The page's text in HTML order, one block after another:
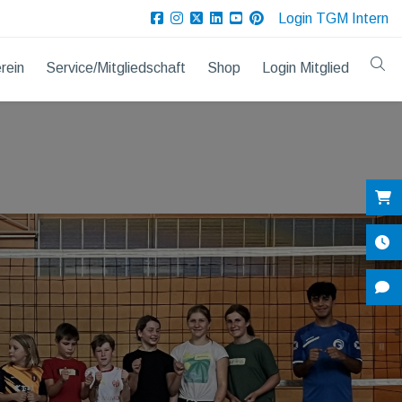
Login TGM Intern
Service/Mitgliedschaft Shop Login Mitglied